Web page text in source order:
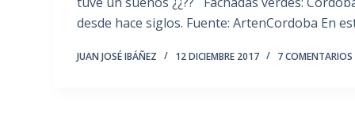
desde hace siglos. Fuente: ArtenCordoba En
JUAN JOSÉ IBÁÑEZ 12 DICIEMBRE 2017 7 COMENTARIOS